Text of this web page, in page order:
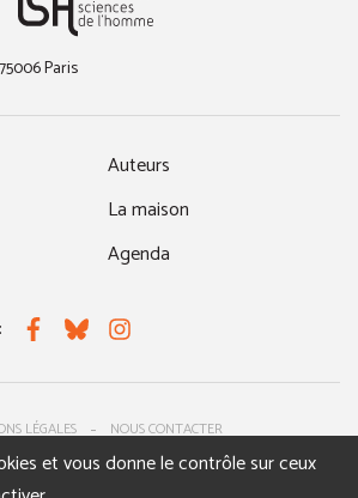
Paris
Auteurs
La maison
Agenda
FacebookBlueskyInstagram
LÉGALES NOUS CONTACTER
et vous donne le contrôle sur ceux